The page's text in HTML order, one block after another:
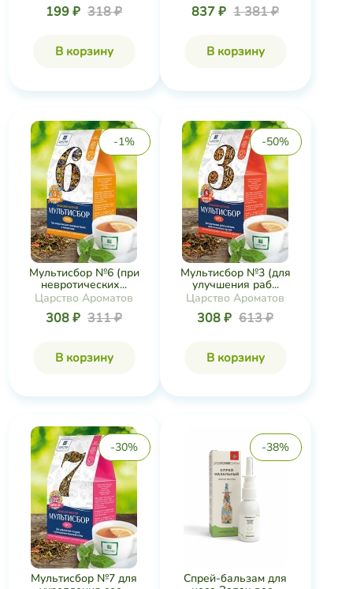
199 ₽ 318 ₽
В корзину
837 ₽ 1 381 ₽
В корзину
-1%
Мультисбор №6 (при
невротических...
Царство Ароматов
308 ₽ 311 ₽
В корзину
-50%
Мультисбор №3 (для
улучшения раб...
Царство Ароматов
308 ₽ 613 ₽
В корзину
-30%
Мультисбор №7 для
-38%
Спрей-бальзам для